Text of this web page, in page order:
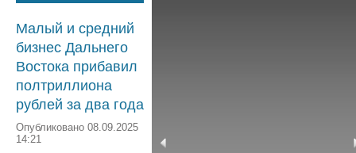
Малый и средний
бизнес Дальнего
Востока прибавил
полтриллиона
рублей за два года
Опубликовано 08.09.2025
14:21